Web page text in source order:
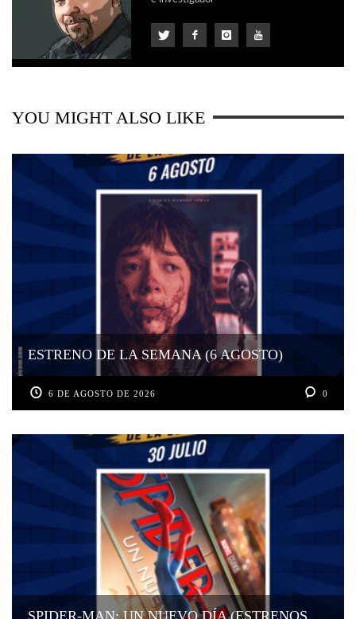
YOU MIGHT ALSO LIKE
ESTRENO DE LA SEMANA (6 AGOSTO)
6 DE AGOSTO DE 2026 0